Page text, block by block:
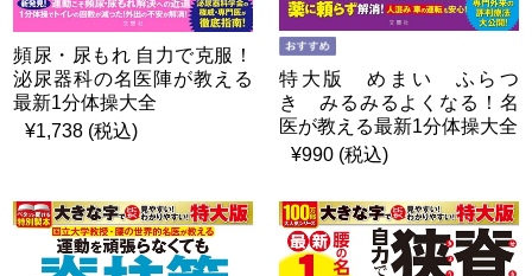
頻尿・尿もれ 自力で克服！
泌尿器科の名医陣が教える
最新1分体操大全
¥1,738 (税込)
特大版 めまい ふらつ
き みるみるよくなる！名
医が教える最新1分体操大全
¥990 (税込)